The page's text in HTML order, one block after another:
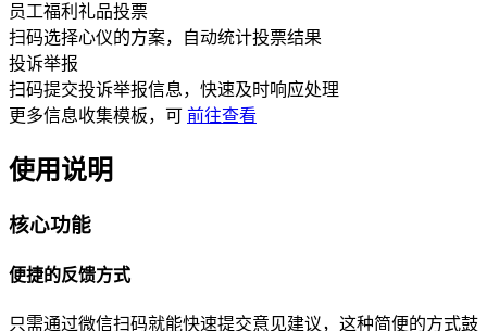
员工福利礼品投票
扫码选择心仪的方案，自动统计投票结果
投诉举报
扫码提交投诉举报信息，快速及时响应处理
更多信息收集模板，可 前往查看
使用说明
核心功能
便捷的反馈方式
只需通过微信扫码就能快速提交意见建议，这种简便的方式鼓